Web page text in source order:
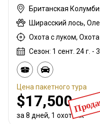
Британская
Ширасский лось,
Охота с луком,
Сезон: 1 сент. 24 г. -
Цена пакетного тура
$17,500
за 8 дней, 1 охотник